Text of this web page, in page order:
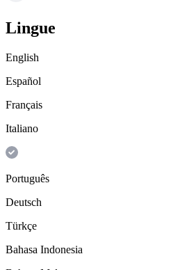
Lingue
English
Español
Français
Italiano
Português
Deutsch
Türkçe
Bahasa Indonesia